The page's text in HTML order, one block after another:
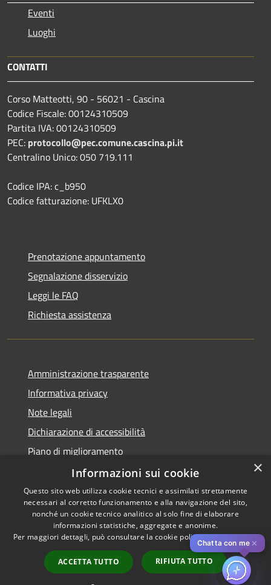
Eventi
Luoghi
CONTATTI
Corso Matteotti, 90 - 56021 - Cascina
Codice Fiscale: 00124310509
Partita IVA: 00124310509
PEC: protocollo@pec.comune.cascina.pi.it
Centralino Unico: 050 719.111
Codice IPA: c_b950
Codice fatturazione: UFKLX0
Prenotazione appuntamento
Segnalazione disservizio
Leggi le FAQ
Richiesta assistenza
Amministrazione trasparente
Informativa privacy
Note legali
Dichiarazione di accessibilità
Piano di miglioramento
Accessibilità
Privacy
Mappa del sito
Copyright © 2026 • Comune di
Cascina • Powered by
Municipium•Accesso
redazione
Chatta con me ✕
×
Informazioni sui cookie
Questo sito web utilizza cookie tecnici e assimilati strettamente
necessari al corretto funzionamento e alla navigazione del sito,
nonché un cookie tecnico analitico al solo fine di elaborare
informazioni statistiche, aggregate e anonime.
Per maggiori dettagli, può consultare la cookie policy al seguentelink
ACCETTA TUTTO RIFIUTA TUTTO